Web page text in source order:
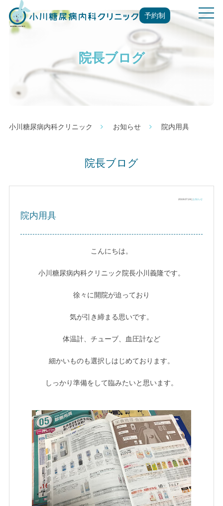
予約制
t
o
g
院長ブログ
小川糖尿病内科クリニック お知らせ 院内用具
院長ブログ
2019.07.24 |お知らせ
院内用具
こんにちは。
小川糖尿病内科クリニック院長小川義隆です。
徐々に開院が迫っており
気が引き締まる思いです。
体温計、チューブ、血圧計など
細かいものも選択しはじめております。
しっかり準備をして臨みたいと思います。